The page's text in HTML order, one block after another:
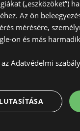
(„eszközöket”)
Az ön
mérésére,
on és más
Adatvédelmi